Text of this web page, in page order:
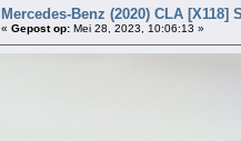
Mercedes-Benz (2020) CLA [X118]
« Gepost op: Mei 28, 2023, 10:06:13 »